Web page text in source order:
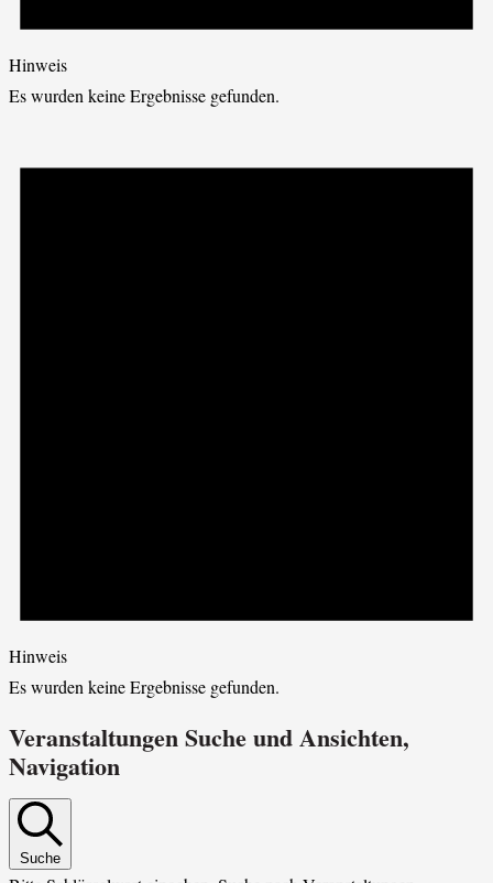
Hinweis
Es wurden keine Ergebnisse gefunden.
Hinweis
Es wurden keine Ergebnisse gefunden.
Veranstaltungen Suche und Ansichten,
Navigation
Suche